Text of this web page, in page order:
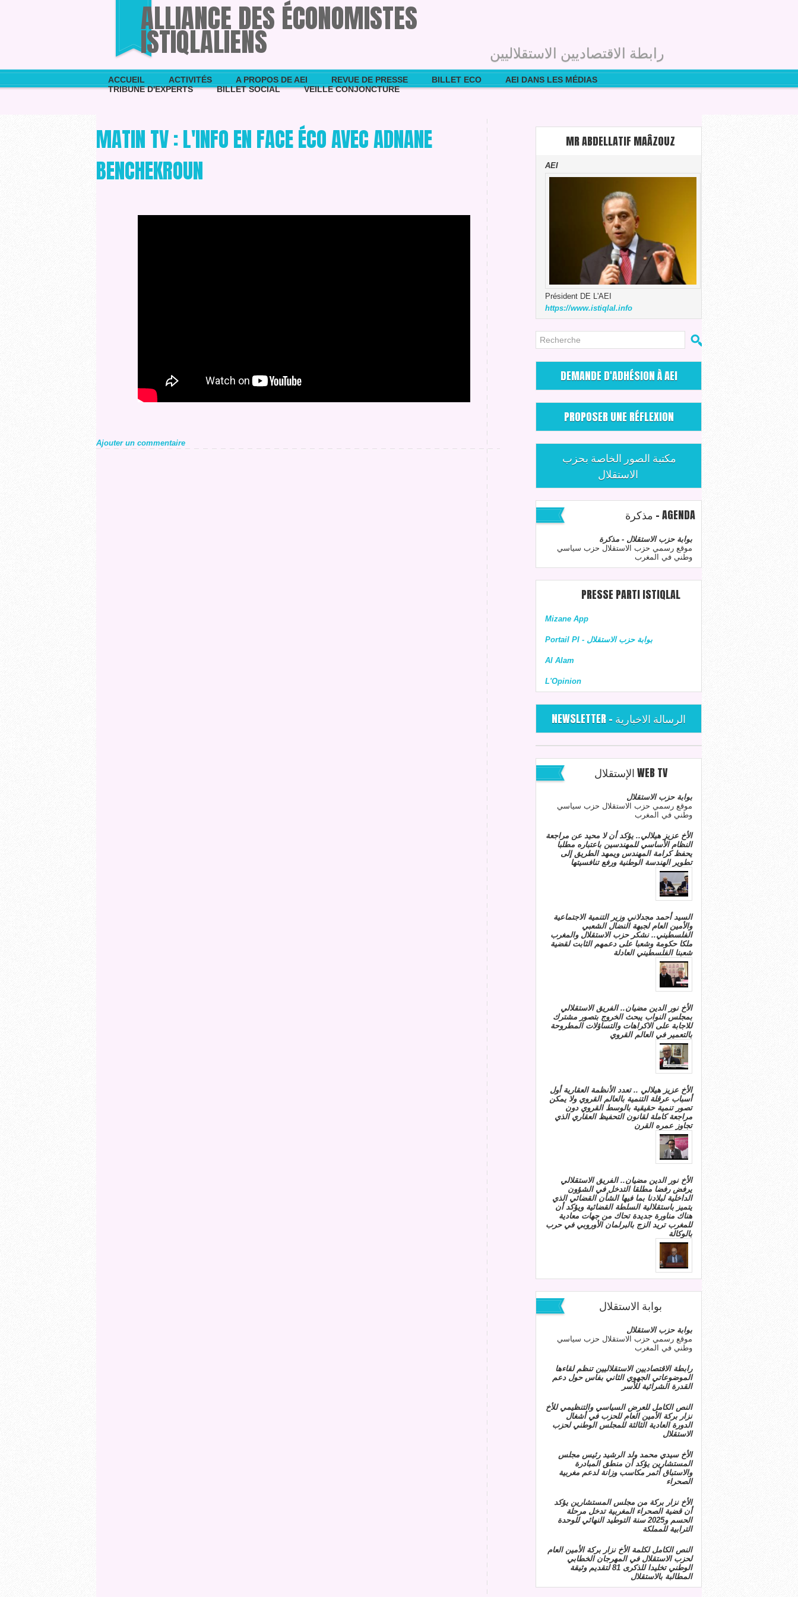
ALLIANCE DES ÉCONOMISTES
ISTIQLALIENS رابطة الاقتصاديين الاستقلاليين
ACCUEIL ACTIVITÉS A PROPOS DE AEI REVUE DE PRESSE BILLET ECO
AEI DANS LES MÉDIAS
TRIBUNE D'EXPERTS
BILLET SOCIAL VEILLE CONJONCTURE
MATIN TV : L'INFO EN FACE ÉCO AVEC ADNANE
BENCHEKROUN
Ajouter un commentaire
MR ABDELLATIF MAÂZOUZ
AEI
Président DE L'AEI
https://www.istiqlal.info
DEMANDE D'ADHÉSION À AEI
PROPOSER UNE RÉFLEXION
مكتبة الصور الخاصة بحزب
الاستقلال
مذكرة - AGENDA
بوابة حزب الاستقلال - مذكرة
موقع رسمي حزب الاستقلال حزب سياسي
وطني في المغرب
PRESSE PARTI ISTIQLAL
Mizane App
Portail PI - بوابة حزب الاستقلال
Al Alam
L'Opinion
NEWSLETTER - الرسالة الاخبارية
الإستقلال WEB TV
بوابة حزب الاستقلال
موقع رسمي حزب الاستقلال حزب سياسي
وطني في المغرب
الأخ عزيز هيلالي.. يؤكد أن لا محيد عن مراجعة
النظام الأساسي للمهندسين باعتباره مطلبا
يحفظ كرامة المهندس ويمهد الطريق إلى
تطوير الهندسة الوطنية ورفع تنافسيتها
السيد أحمد مجدلاني وزير التنمية الاجتماعية
والأمين العام لجبهة النضال الشعبي
الفلسطيني.. نشكر حزب الاستقلال والمغرب
ملكا حكومة وشعبا على دعمهم الثابت لقضية
شعبنا الفلسطيني العادلة
الأخ نور الدين مضيان.. الفريق الاستقلالي
بمجلس النواب يبحث الخروج بتصور مشترك
للاجابة على الاكراهات والتساؤلات المطروحة
بالتعمير في العالم القروي
الأخ عزيز هيلالي .. تعدد الأنظمة العقارية أول
أسباب عرقلة التنمية بالعالم القروي ولا يمكن
تصور تنمية حقيقية بالوسط القروي دون
مراجعة كاملة لقانون التحفيظ العقاري الذي
تجاوز عمره القرن
الأخ نور الدين مضيان.. الفريق الاستقلالي
يرفض رفضا مطلقا التدخل في الشؤون
الداخلية لبلادنا بما فيها الشأن القضائي الذي
يتميز باستقلالية السلطة القضائية ويؤكد أن
هناك مناورة جديدة تحاك من جهات معادية
للمغرب تريد الزج بالبرلمان الأوروبي في حرب
بالوكالة
بوابة الاستقلال
بوابة حزب الاستقلال
موقع رسمي حزب الاستقلال حزب سياسي
وطني في المغرب
رابطة الاقتصاديين الاستقلاليين تنظم لقاءها
الموضوعاتي الجهوي الثاني بفاس حول دعم
القدرة الشرائية للأسر
النص الكامل للعرض السياسي والتنظيمي للأخ
نزار بركة الأمين العام للحزب في أشغال
الدورة العادية الثالثة للمجلس الوطني لحزب
الاستقلال
الأخ سيدي محمد ولد الرشيد رئيس مجلس
المستشارين يؤكد أن منطق المبادرة
والاستباق أثمر مكاسب وزانة لدعم مغربية
الصحراء
الأخ نزار بركة من مجلس المستشارين يؤكد
أن قضية الصحراء المغربية تدخل مرحلة
الحسم و2025 سنة التوطيد النهائي للوحدة
الترابية للمملكة
النص الكامل لكلمة الأخ نزار بركة الأمين العام
لحزب الاستقلال في المهرجان الخطابي
الوطني تخليدا للذكرى 81 لتقديم وثيقة
المطالبة بالاستقلال